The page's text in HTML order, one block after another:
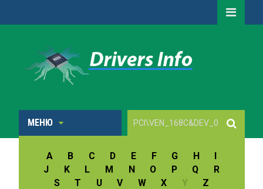
МЕНЮ
A B C D E F G H
I
J
K L M N O P Q
R
S
T U V W X Y Z